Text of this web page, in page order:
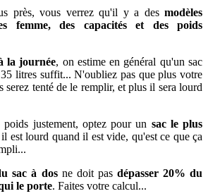
près, vous verrez qu'il y a des modèles
femme, des capacités et des poids
la journée, on estime en général qu'un sac
litres suffit... N'oubliez pas que plus votre
serez tenté de le remplir, et plus il sera lourd
justement, optez pour un sac le plus
est lourd quand il est vide, qu'est ce que ça
sac à dosne doit pasdépasser 20% du
le porte. Faites votre calcul...